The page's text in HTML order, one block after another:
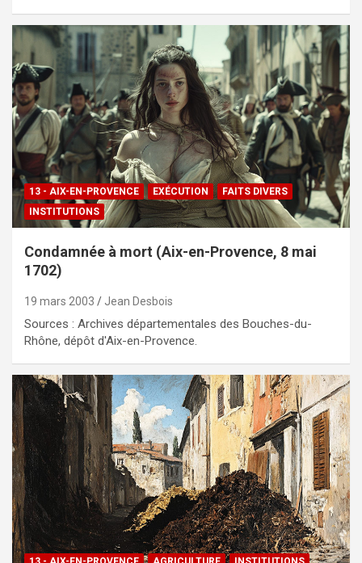
13 - AIX-EN-PROVENCE EXÉCUTION
FAITS DIVERS
INSTITUTIONS
Condamnée à mort (Aix-en-Provence, 8 mai
1702)
19 mars 2003 Jean Desbois
Sources : Archives départementales des Bouches-du-
Rhône, dépôt d'Aix-en-Provence.